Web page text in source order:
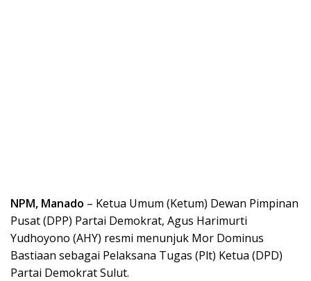
NPM, Manado – Ketua Umum (Ketum) Dewan Pimpinan
Pusat (DPP) Partai Demokrat, Agus Harimurti
Yudhoyono (AHY) resmi menunjuk Mor Dominus
Bastiaan sebagai Pelaksana Tugas (Plt) Ketua (DPD)
Partai Demokrat Sulut.